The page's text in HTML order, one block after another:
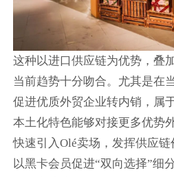
这种以进口供应链为优势，叠
当前趋势十分吻合。尤其是在
促进优质外贸企业转内销，属
本土化特色能够对接更多优势
快速引入Olé卖场，发挥供应链
以黑卡会员促进“双向选择”细